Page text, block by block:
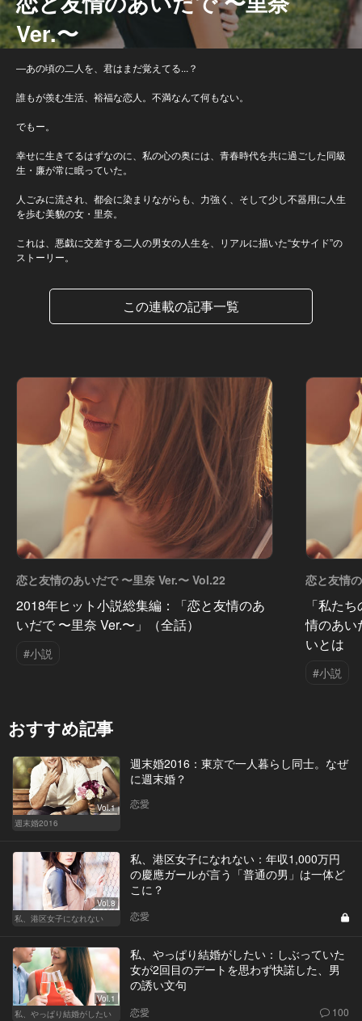
Ver.〜
―あの頃の二人を、君はまだ覚えてる...？
誰もが羨む生活、裕福な恋人。不満なんて何もない。
でもー。
幸せに生きてるはずなのに、私の心の奥には、青春時代を共に過ごした同級
生・廉が常に眠っていた。
人ごみに流され、都会に染まりながらも、力強く、そして少し不器用に人生
を歩む美貌の女・里奈。
これは、悪戯に交差する二人の男女の人生を、リアルに描いた“女サイド”の
ストーリー。
この連載の記事一覧
恋と友情のあいだで 〜里奈 Ver.〜 Vol.22
2018年ヒット小説総集編：「恋と友情のあ
いだで 〜里奈 Ver.〜」（全話）
#小説
恋と友情
「私た
情のあい
いとは
#小説
おすすめ記事
Vol.1
週末婚2016
週末婚2016：東京で一人暮らし同士。なぜ
に週末婚？
恋愛
Vol.8
私、港区女子になれない
私、港区女子になれない：年収1,000万円
の慶應ガールが言う「普通の男」は一体ど
こに？
恋愛
Vol.1
私、やっぱり結婚がしたい
私、やっぱり結婚がしたい：しぶっていた
女が2回目のデートを思わず快諾した、男
の誘い文句
恋愛 100